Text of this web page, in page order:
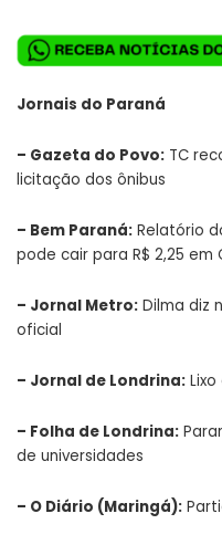
Jornais do Paraná
– Gazeta do Povo: TC
licitação dos ônibus
– Bem Paraná: Relatório
pode cair para R$ 2,25 em
– Jornal Metro: Dilma diz
oficial
– Jornal de Londrina:
– Folha de Londrina:
de universidades
– O Diário (Maringá):